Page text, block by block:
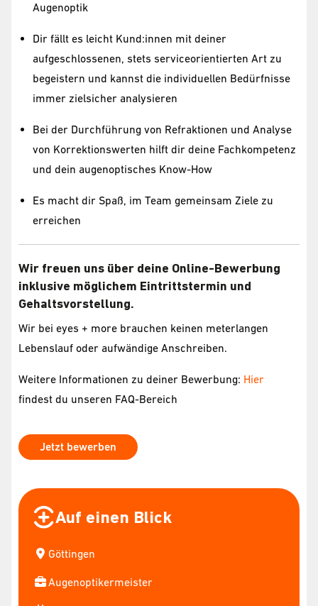
Augenoptik
Dir fällt es leicht Kund:innen mit deiner
aufgeschlossenen, stets serviceorientierten Art zu
begeistern und kannst die individuellen Bedürfnisse
immer zielsicher analysieren
Bei der Durchführung von Refraktionen und Analyse
von Korrektionswerten hilft dir deine Fachkompetenz
und dein augenoptisches Know-How
Es macht dir Spaß, im Team gemeinsam Ziele zu
erreichen
Wir freuen uns über deine Online-Bewerbung
inklusive möglichem Eintrittstermin und
Gehaltsvorstellung.
Wir bei eyes + more brauchen keinen meterlangen
Lebenslauf oder aufwändige Anschreiben.
Weitere Informationen zu deiner Bewerbung: Hier
findest du unseren FAQ-Bereich
Jetzt bewerben
Auf einen Blick
Göttingen
Augenoptikermeister